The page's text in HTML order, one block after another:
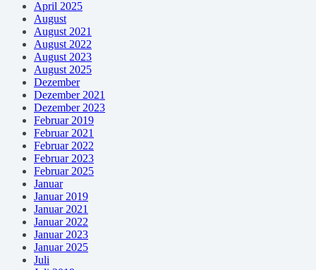
April 2025
August
August 2021
August 2022
August 2023
August 2025
Dezember
Dezember 2021
Dezember 2023
Februar 2019
Februar 2021
Februar 2022
Februar 2023
Februar 2025
Januar
Januar 2019
Januar 2021
Januar 2022
Januar 2023
Januar 2025
Juli